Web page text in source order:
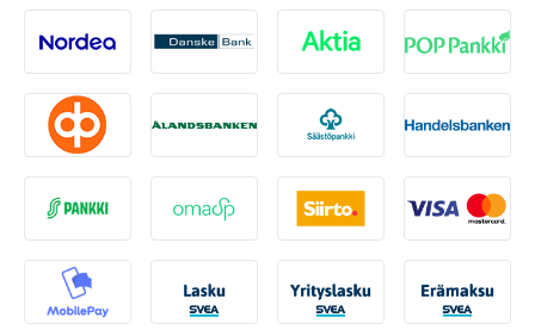
Tarvikkeet
Nordea Danske Aktia Pop-
Osuuspankki Ålandsbanken Säästöpankki
S-Pankki Omasp Siirto Visa &
MobilePay Svea Lasku Svea yrityslaskuSvea